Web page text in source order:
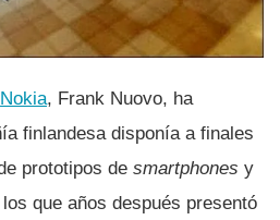
Nokia, Frank Nuovo, ha
finlandesa disponí­a a finales
prototipos de smartphones y
que años después presentó